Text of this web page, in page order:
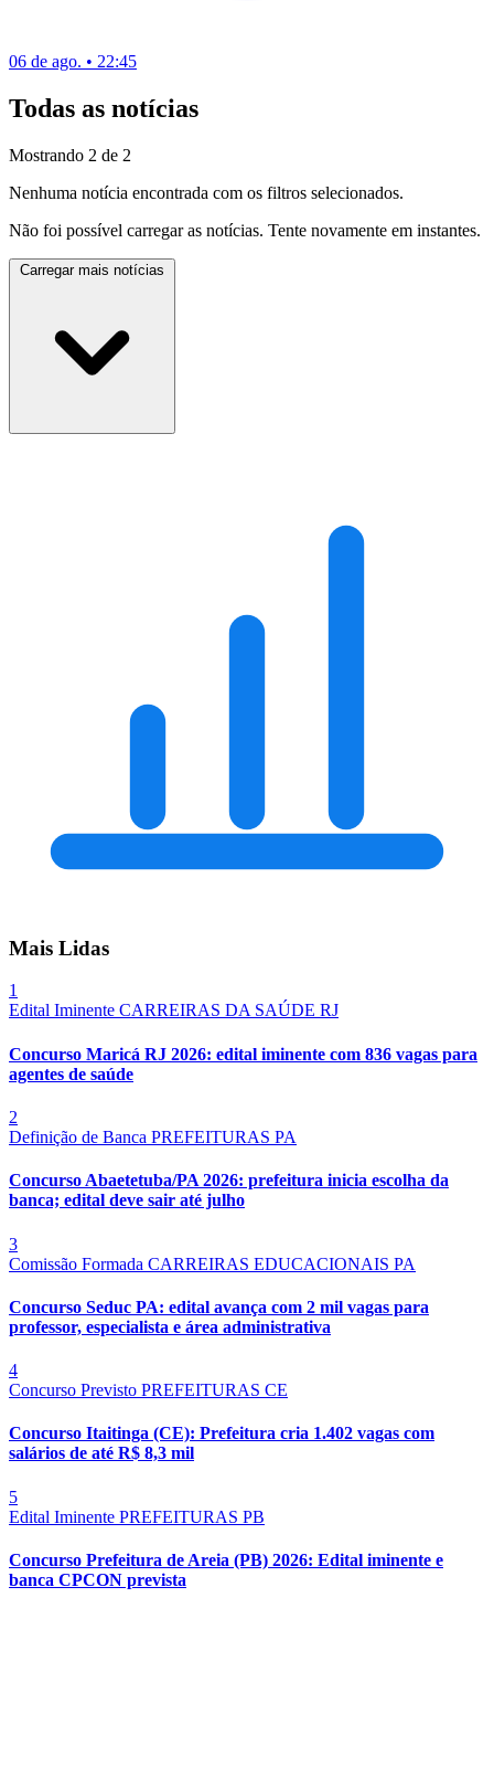
06 de ago. • 22:45
Todas as notícias
Mostrando 2 de 2
Nenhuma notícia encontrada com os filtros selecionados.
Não foi possível carregar as notícias. Tente novamente em instantes.
Mais Lidas
1
Edital Iminente CARREIRAS DA SAÚDE RJ
Concurso Maricá RJ 2026: edital iminente com 836 vagas para
agentes de saúde
2
Definição de Banca PREFEITURAS PA
Concurso Abaetetuba/PA 2026: prefeitura inicia escolha da
banca; edital deve sair até julho
3
Comissão Formada CARREIRAS EDUCACIONAIS PA
Concurso Seduc PA: edital avança com 2 mil vagas para
professor, especialista e área administrativa
4
Concurso Previsto PREFEITURAS CE
Concurso Itaitinga (CE): Prefeitura cria 1.402 vagas com
salários de até R$ 8,3 mil
5
Edital Iminente PREFEITURAS PB
Concurso Prefeitura de Areia (PB) 2026: Edital iminente e
banca CPCON prevista